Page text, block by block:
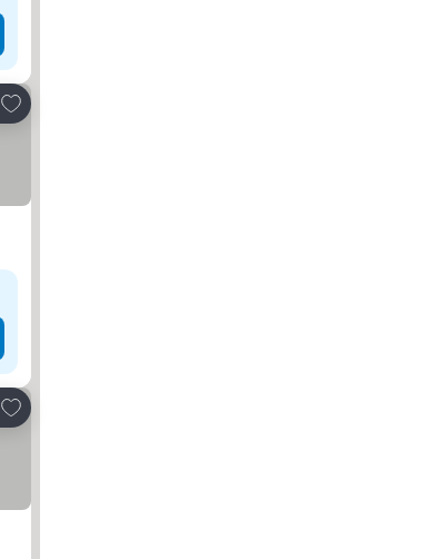
เพิ่มในรายการโปรด
เพิ่มในรายการโปรด